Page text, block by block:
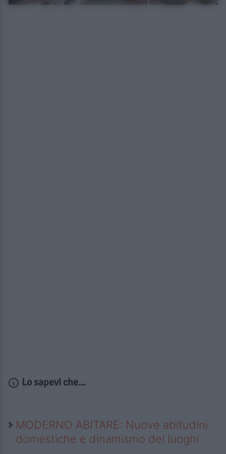
Lo sapevi che...
MODERNO ABITARE: Nuove abitudini
domestiche e dinamismo dei luoghi